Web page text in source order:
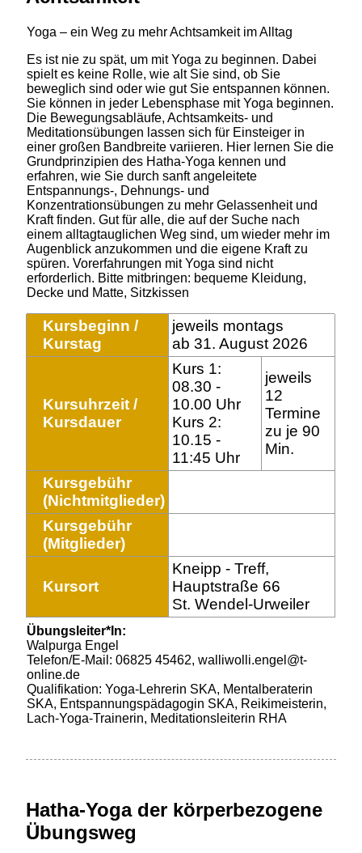
Yoga – ein Weg zu mehr Achtsamkeit im Alltag
Es ist nie zu spät, um mit Yoga zu beginnen. Dabei
spielt es keine Rolle, wie alt Sie sind, ob Sie
beweglich sind oder wie gut Sie entspannen können.
Sie können in jeder Lebensphase mit Yoga beginnen.
Die Bewegungsabläufe, Achtsamkeits- und
Meditationsübungen lassen sich für Einsteiger in
einer großen Bandbreite variieren. Hier lernen Sie die
Grundprinzipien des Hatha-Yoga kennen und
erfahren, wie Sie durch sanft angeleitete
Entspannungs-, Dehnungs- und
Konzentrationsübungen zu mehr Gelassenheit und
Kraft finden. Gut für alle, die auf der Suche nach
einem alltagtauglichen Weg sind, um wieder mehr im
Augenblick anzukommen und die eigene Kraft zu
spüren. Vorerfahrungen mit Yoga sind nicht
erforderlich. Bitte mitbringen: bequeme Kleidung,
Decke und Matte, Sitzkissen
Kursbeginn /
Kurstag
jeweils montags
ab 31. August 2026
Kursuhrzeit /
Kursdauer
Kurs 1:
08.30 -
10.00 Uhr
Kurs 2:
10.15 -
11:45 Uhr
jeweils
12
Termine
zu je 90
Min.
Kursgebühr
(Nichtmitglieder)
Kursgebühr
(Mitglieder)
Kursort
Kneipp - Treff,
Hauptstraße 66
St. Wendel-Urweiler
Übungsleiter*In:
Walpurga Engel
Telefon/E-Mail: 06825 45462, walliwolli.engel@t-
online.de
Qualifikation: Yoga-Lehrerin SKA, Mentalberaterin
SKA, Entspannungspädagogin SKA, Reikimeisterin,
Lach-Yoga-Trainerin, Meditationsleiterin RHA
Hatha-Yoga der körperbezogene
Übungsweg